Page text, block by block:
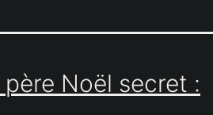
Noël secret :